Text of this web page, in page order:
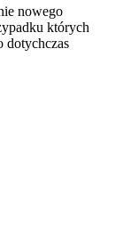
nowego
których
dotychczas